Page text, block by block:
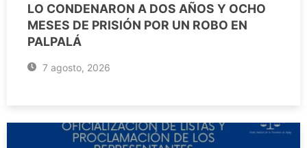
LO CONDENARON A DOS AÑOS Y OCHO
MESES DE PRISIÓN POR UN ROBO EN
PALPALÁ
7 agosto, 2026